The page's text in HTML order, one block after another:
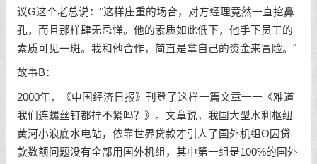
议G这个老总说："这样庄重的场合，对方经理竟然一直挖鼻
孔，而且那样肆无忌惮。他的素质如此低下，他手下员工的
素质可见一斑。我和他合作，简直是拿自己的资金来冒险。"
故事B：
2000年，《中国经济日报》刊登了这样一篇文章一一《难道
我们连螺丝钉都拧不紧吗？》。文章说，我国大型水利枢纽
黄河小浪底水电站，依靠世界贷款才引人了国外机组O因贷
款数额问题没有全部用国外机组，其中第一组是100%的国外